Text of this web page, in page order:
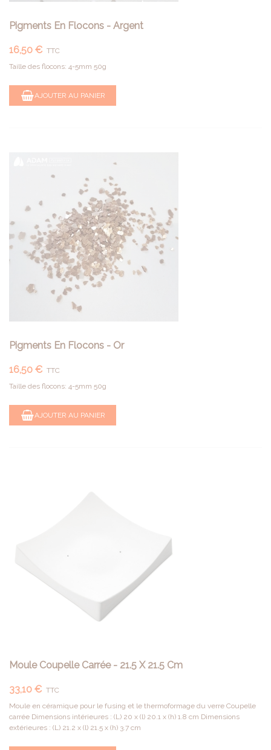
Pigments En Flocons - Argent
16,50 € TTC
Taille des flocons: 4-5mm 50g
AJOUTER AU PANIER
Pigments En Flocons - Or
16,50 € TTC
Taille des flocons: 4-5mm 50g
AJOUTER AU PANIER
Moule Coupelle Carrée - 21.5 X 21.5 Cm
33,10 € TTC
Moule en céramique pour le fusing et le thermoformage du verre Coupelle
carrée Dimensions intérieures : (L) 20 x (l) 20.1 x (h) 1.8 cm Dimensions
extérieures : (L) 21.2 x (l) 21.5 x (h) 3.7 cm